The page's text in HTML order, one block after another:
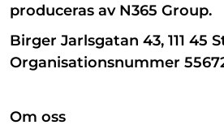
produceras av N365 Group.
Birger Jarlsgatan 43, 111 45
Organisationsnummer
Om oss